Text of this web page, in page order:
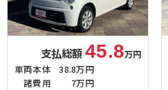
支払総額45.8万円
車両本体
38.8万円
諸費用
7万円